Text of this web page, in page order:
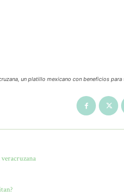
un platillo mexicano con beneficios